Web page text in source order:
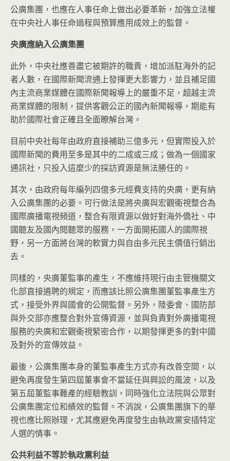
公廣集團，也應在人事任命上做出必要革新，加強立法權
在中央社人事任命過程與預算應用成效上的監督。
央廣應納入公廣集團
此外，中央社應善盡它被期許的職責，增加派駐海外的記
者人數，在國際新聞流通上發揮更大影響力，並且補足國
內主流商業媒體在國際新聞報導上的嚴重不足，超越主流
商業媒體的限制，提供客觀公正的國內新聞報導，期能有
助於國際社會正確且全面瞭解台灣。
目前中央社每年由政府直接補助三億多元，但實際投入於
國際新聞的費用至多是其中的二成或三成；做為一個國家
通訊社，只投入這麼少的採訪資源是無法勝任的。
其次，由政府每年編列四億多元經費支持的央廣，更有納
入公廣集團的必要。可行做法是將央廣與宏觀衞視整合為
國際廣播電視頻道，整合有限資源以做好對海外僑社、中
國聽友及國內閱聽眾的服務，一方面開拓國人的國際視
野，另一方面將台灣的軟實力與自由多元民主價值行銷出
去。
同樣的，央廣董監事的產生，不應維持現行由主管機關文
化部直接遴聘的規定，而應該比照公廣集團董監事產生方
式，接受外界與國會的公開監督。另外，陸委會、國防部
與外交部亦應整合對外宣傳資源，並與負責對外廣播電視
服務的央廣和宏觀衞視緊密合作，以期發揮更多的對中國
及對外的宣傳效益。
最後，公廣集團本身的董監事產生方式亦有改善空間，以
避免再度發生第四屆董事會不當延任與興訟的風波，以及
第五屆董監事難產的經驗教訓，同時強化立法院與公眾對
公廣集團定位和績效的監督。不消說，公廣集團旗下的華
視也應比照辦理，尤其應避免再度發生由執政黨安插特定
人選的情事。
公共利益不等於執政黨利益